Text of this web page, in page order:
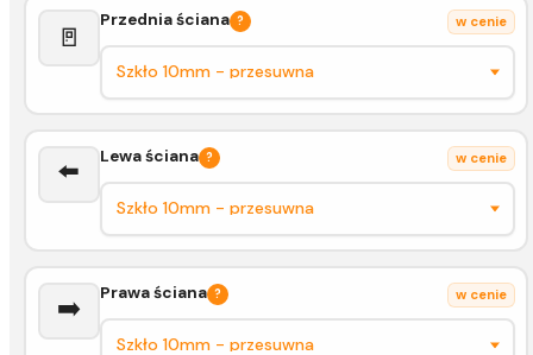
🚪
Przednia ściana ? w cenie
⬅️ Lewa ściana ? w cenie
➡️ Prawa ściana ? w cenie